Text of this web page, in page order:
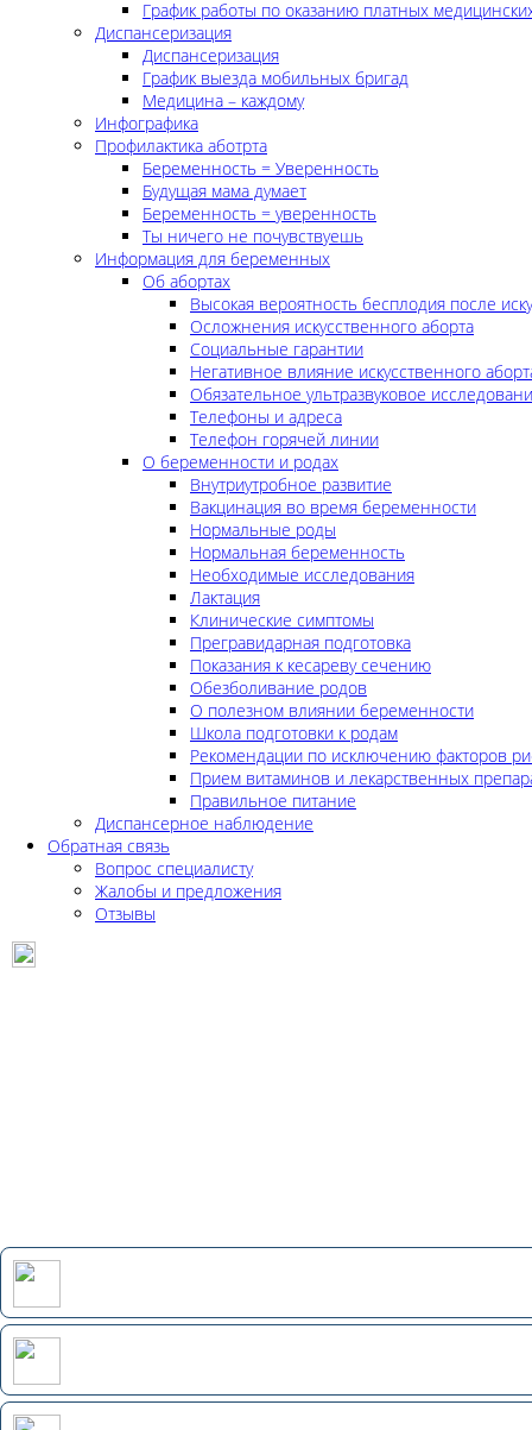
График работы по оказанию платных
Диспансеризация
Диспансеризация
График выезда мобильных бригад
Медицина – каждому
Инфографика
Профилактика аботрта
Беременность = Уверенность
Будущая мама думает
Беременность = уверенность
Ты ничего не почувствуешь
Информация для беременных
Об абортах
Высокая вероятность бесплодия после
Осложнения искусственного аборта
Социальные гарантии
Негативное влияние искусственного
Обязательное ультразвуковое
Телефоны и адреса
Телефон горячей линии
О беременности и родах
Внутриутробное развитие
Вакцинация во время беременности
Нормальные роды
Нормальная беременность
Необходимые исследования
Лактация
Клинические симптомы
Прегравидарная подготовка
Показания к кесареву сечению
Обезболивание родов
О полезном влиянии беременности
Школа подготовки к родам
Рекомендации по исключению факторов
Прием витаминов и лекарственных
Правильное питание
Диспансерное наблюдение
Обратная связь
Вопрос специалисту
Жалобы и предложения
Отзывы